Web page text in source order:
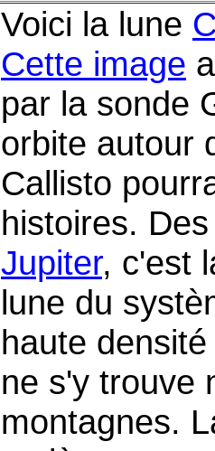
Voici la lune
Cette image
par la sonde
orbite autour
Callisto
histoires.
Jupiter, c'est
lune du
haute
ne s'y trouve
montagnes.